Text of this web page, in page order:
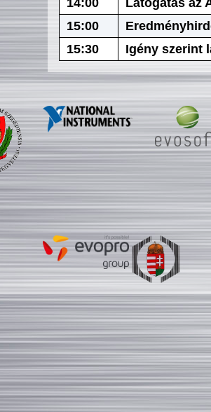
15:00
15:30
Igény szerint